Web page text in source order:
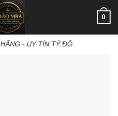
- UY TÍN TỶ ĐÔ
0